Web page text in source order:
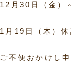
12月30日（金）
1月19日（木）休
ご不便おかけし